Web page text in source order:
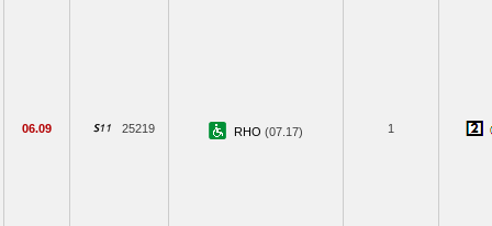
06.09 25219 RHO (07.17) 1